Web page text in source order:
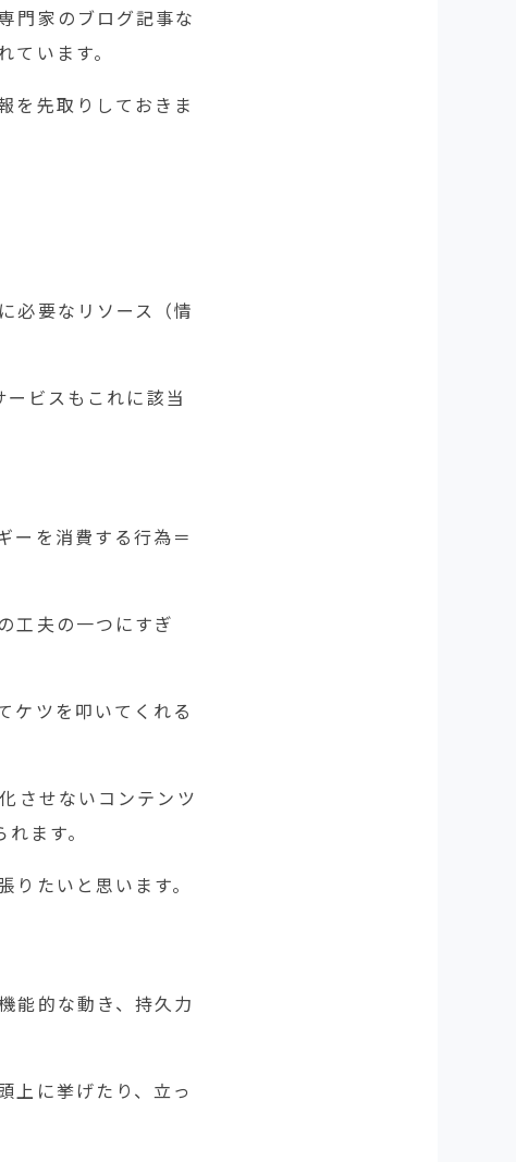
門家のブログ記事な
います。
を先取りしておきま
必要なリソース（情
ビスもこれに該当
ーを消費する行為＝
工夫の一つにすぎ
ケツを叩いてくれる
させないコンテンツ
ます。
たいと思います。
能的な動き、持久力
上に挙げたり、立っ